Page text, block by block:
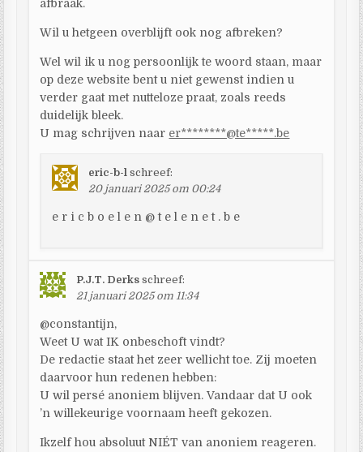
afbraak.
Wil u hetgeen overblijft ook nog afbreken?
Wel wil ik u nog persoonlijk te woord staan, maar
op deze website bent u niet gewenst indien u
verder gaat met nutteloze praat, zoals reeds
duidelijk bleek.
U mag schrijven naar er********@te*****.be
eric-b-l schreef:
20 januari 2025 om 00:24
e r i c b o e l e n @ t e l e n e t . b e
P.J.T. Derks schreef:
21 januari 2025 om 11:34
@constantijn,
Weet U wat IK onbeschoft vindt?
De redactie staat het zeer wellicht toe. Zij moeten
daarvoor hun redenen hebben:
U wil persé anoniem blijven. Vandaar dat U ook
’n willekeurige voornaam heeft gekozen.
Ikzelf hou absoluut NIÉT van anoniem reageren.